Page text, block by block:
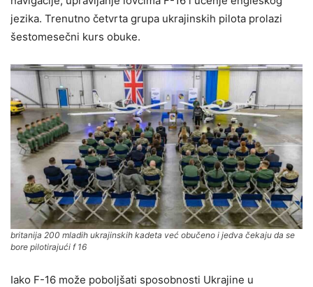
jezika. Trenutno četvrta grupa ukrajinskih pilota prolazi
šestomesečni kurs obuke.
britanija 200 mladih ukrajinskih kadeta već obučeno i jedva čekaju da se
bore pilotirajući f 16
Iako F-16 može poboljšati sposobnosti Ukrajine u